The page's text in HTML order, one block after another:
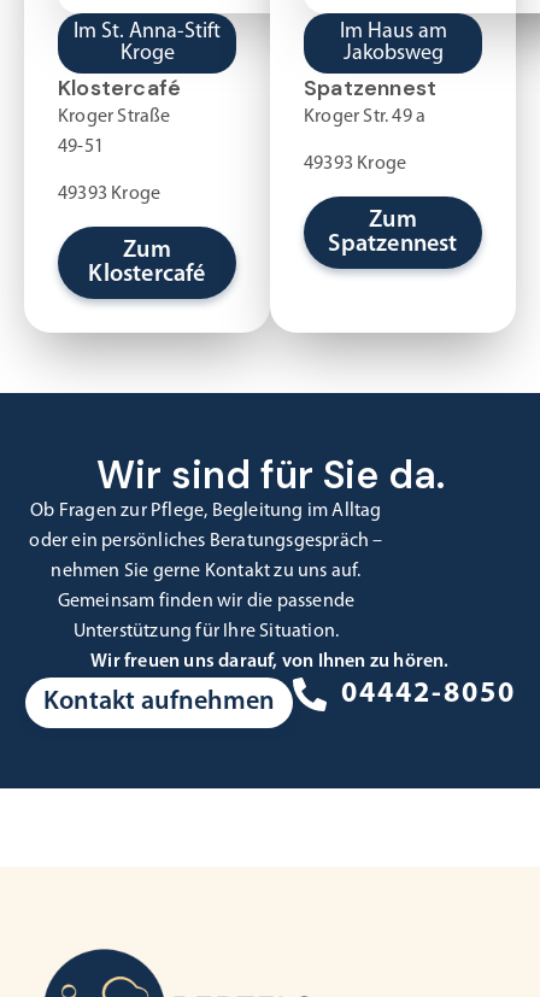
Im St. Anna-Stift
Kroge
Klostercafé
Kroger Straße
49-51
49393 Kroge
Zum
Klostercafé
Im Haus am
Jakobsweg
Spatzennest
Kroger Str. 49 a
49393 Kroge
Zum
Spatzennest
Wir sind für Sie da.
Ob Fragen zur Pflege, Begleitung im Alltag
oder ein persönliches Beratungsgespräch –
nehmen Sie gerne Kontakt zu uns auf.
Gemeinsam finden wir die passende
Unterstützung für Ihre Situation.
Wir freuen uns darauf, von Ihnen zu hören.
04442-8050
Kontakt aufnehmen